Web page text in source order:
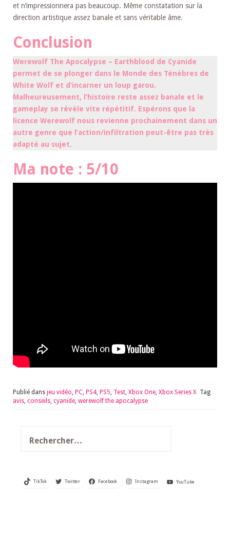
et n’impressionnera pas beaucoup. Même constatation sur la
direction artistique assez banale et sans véritable âme.
Conclusion
Werewolf The Apocalypse – Earthblood de Cyanide
permet de se plonger dans le Monde des Ténèbres de
White Wolf et d’incarner un loup garou.
Malheureusement, l’histoire reste assez banale et le
gameplay se révèle vite répétitif. Espérons que la
licence Werewolf nous revienne prochainement dans un
autre genre que l’action/infiltration peut-être pas très
adapté au sujet.
Ma note : 5/10
Publié dans jeu vidéo, PC, PS4, PS5, Test, Xbox One, Xbox Series X Tag
avis, conseils, cyanide, werewolf the apocalypse
TikTok Twitter Facebook Instagram YouTube